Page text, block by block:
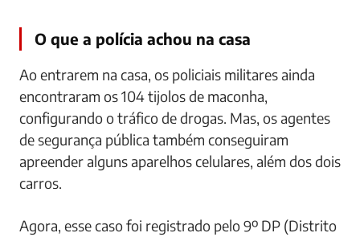
O que a polícia achou na casa
Ao entrarem na casa, os policiais militares ainda
encontraram os 104 tijolos de maconha,
configurando o tráfico de drogas. Mas, os agentes
de segurança pública também conseguiram
apreender alguns aparelhos celulares, além dos dois
carros.
Agora, esse caso foi registrado pelo 9º DP (Distrito